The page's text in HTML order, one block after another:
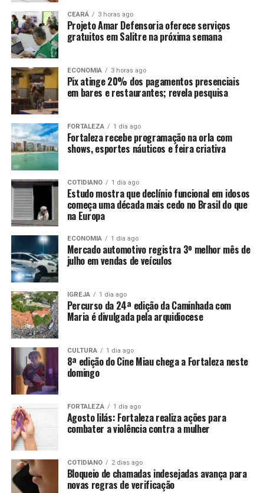
CEARÁ 3 horas ago
Projeto Amar Defensoria oferece serviços
gratuitos em Salitre na próxima semana
ECONOMIA 3 horas ago
Pix atinge 20% dos pagamentos presenciais
em bares e restaurantes; revela pesquisa
FORTALEZA 1 dia ago
Fortaleza recebe programação na orla com
shows, esportes náuticos e feira criativa
COTIDIANO 1 dia ago
Estudo mostra que declínio funcional em idosos
começa uma década mais cedo no Brasil do que
na Europa
ECONOMIA 1 dia ago
Mercado automotivo registra 3º melhor mês de
julho em vendas de veículos
IGREJA 1 dia ago
Percurso da 24ª edição da Caminhada com
Maria é divulgada pela arquidiocese
CULTURA 1 dia ago
8ª edição do Cine Miau chega a Fortaleza neste
domingo
FORTALEZA 1 dia ago
Agosto lilás: Fortaleza realiza ações para
combater a violência contra a mulher
COTIDIANO 2 dias ago
Bloqueio de chamadas indesejadas avança para
novas regras de verificação